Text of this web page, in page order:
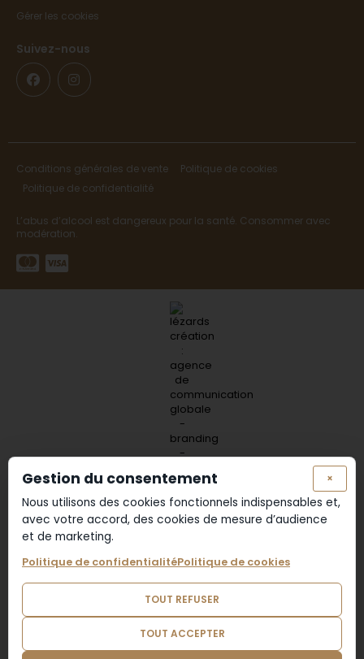
Gérer les cookies
Suivez-nous
Conditions générales de vente
Politique de cookies
Politique de confidentialité
L’abus d’alcool est dangereux pour la santé. Consommer avec
modération.
Site réalisé par LézardsCréation
×
Gestion du consentement
Nous utilisons des cookies fonctionnels indispensables et,
avec votre accord, des cookies de mesure d’audience
et de marketing.
Politique de confidentialitéPolitique de cookies
TOUT REFUSER
TOUT ACCEPTER